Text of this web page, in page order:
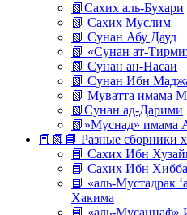
📗Сахих аль-Бухари
📗 Сахих Муслим
📗 Сунан Абу Дауд
📗 «Сунан ат-
📗 Сунан ан-Насаи
📗 Сунан Ибн
📗 Муватта имама
📗Сунан ад-Дарими
📗»Муснад» имама
📕📗📘 Разные сборники
📘 Сахих Ибн
📘 Сахих Ибн
📘 «аль-Мустадрак
Хакима
📘 «аль-